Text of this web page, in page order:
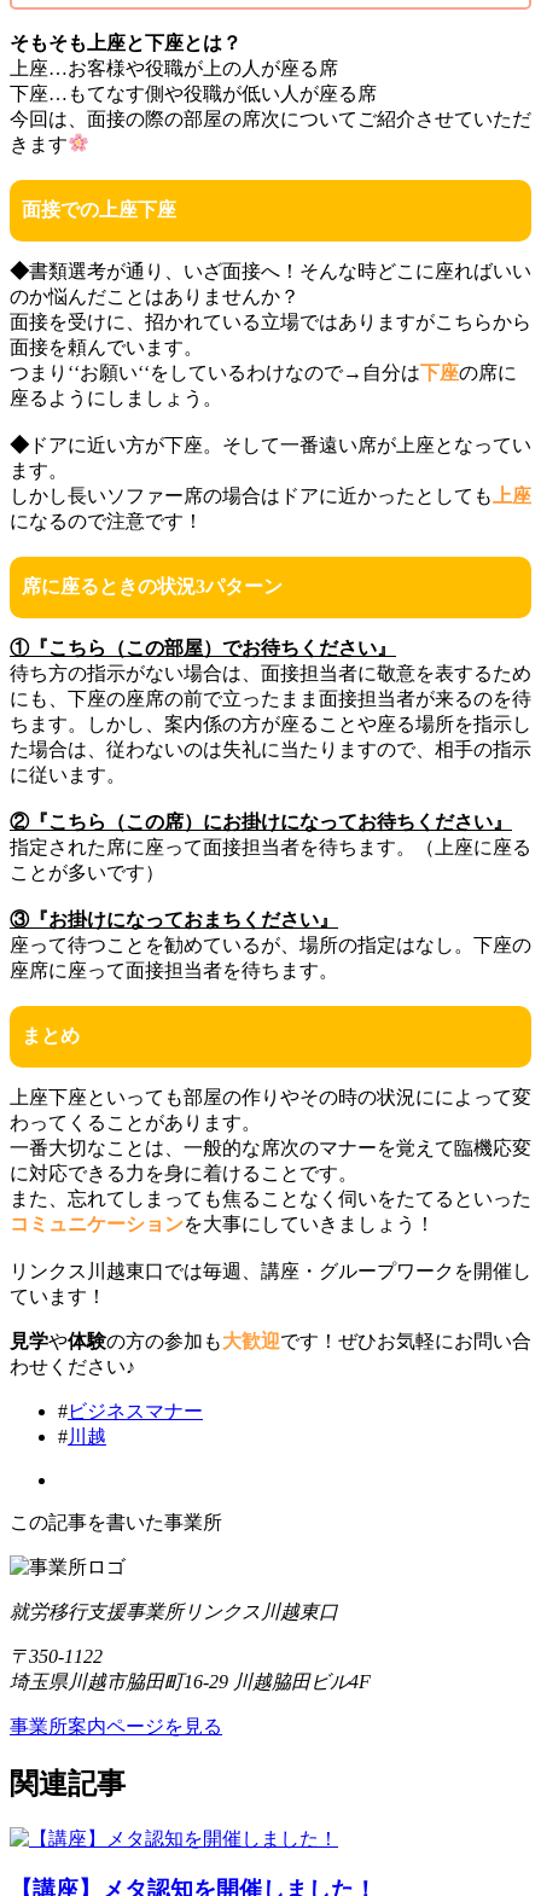
そもそも上座と下座とは？
上座…お客様や役職が上の人が座る席
下座…もてなす側や役職が低い人が座る席
今回は、面接の際の部屋の席次についてご紹介させていただ
きます
面接での上座下座
◆書類選考が通り、いざ面接へ！そんな時どこに座ればいい
のか悩んだことはありませんか？
面接を受けに、招かれている立場ではありますがこちらから
面接を頼んでいます。
つまり‘‘お願い‘‘をしているわけなので→自分は下座の席に
座るようにしましょう。
◆ ドアに近い方が下座。そして一番遠い席が上座となってい
ます。
しかし長いソファー席の場合はドアに近かったとしても
上座
になるので注意です！
席に座るときの状況3パターン
①『こちら（この部屋）でお待ちください』
待ち方の指示がない場合は、面接担当者に敬意を表するため
にも、下座の座席の前で立ったまま面接担当者が来るのを待
ちます。しかし、案内係の方が座ることや座る場所を指示し
た場合は、従わないのは失礼に当たりますので、相手の指示
に従います。
②『こちら（この席）にお掛けになってお待ちください』
指定された席に座って面接担当者を待ちます。（上座に座る
ことが多いです）
③『お掛けになっておまちください』
座って待つことを勧めているが、場所の指定はなし。下座の
座席に座って面接担当者を待ちます。
まとめ
上座下座といっても部屋の作りやその時の状況にによって変
わってくることがあります。
一番大切なことは、一般的な席次のマナーを覚えて臨機応変
に対応できる力を身に着けることです。
また、忘れてしまっても焦ることなく伺いをたてるといった
コミュニケーションを大事にしていきましょう！
リンクス川越東口では毎週、講座・グループワークを開催し
ています！
見学や体験の方の参加も大歓迎です！ぜひお気軽にお問い合
わせください♪
#ビジネスマナー
#川越
この記事を書いた事業所
就労移行支援事業所リンクス川越東口
〒350-1122
埼玉県川越市脇田町16-29 川越脇田ビル4F
事業所案内ページを見る
関連記事
【講座】メタ認知を開催しました！